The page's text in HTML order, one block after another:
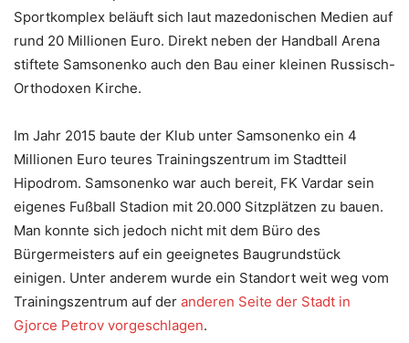
Sportkomplex beläuft sich laut mazedonischen Medien auf
rund 20 Millionen Euro. Direkt neben der Handball Arena
stiftete Samsonenko auch den Bau einer kleinen Russisch-
Orthodoxen Kirche.
Im Jahr 2015 baute der Klub unter Samsonenko ein 4
Millionen Euro teures Trainingszentrum im Stadtteil
Hipodrom. Samsonenko war auch bereit, FK Vardar sein
eigenes Fußball Stadion mit 20.000 Sitzplätzen zu bauen.
Man konnte sich jedoch nicht mit dem Büro des
Bürgermeisters auf ein geeignetes Baugrundstück
einigen. Unter anderem wurde ein Standort weit weg vom
Trainingszentrum auf der anderen Seite der Stadt in
Gjorce Petrov vorgeschlagen.